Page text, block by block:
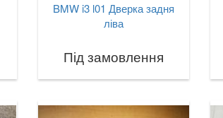
BMW i3 l01 Дверка задня
ліва
Під замовлення